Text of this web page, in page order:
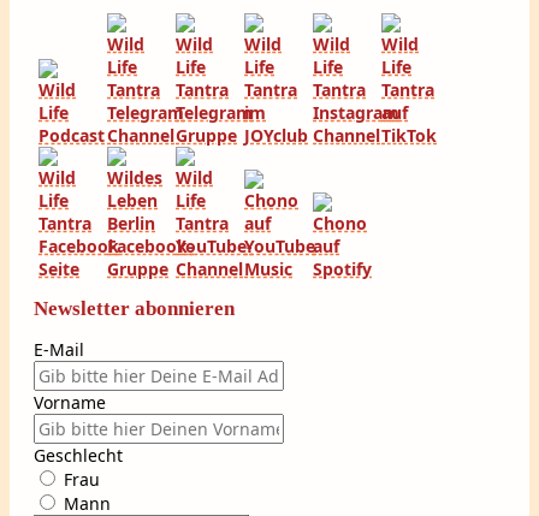
Newsletter abonnieren
E-Mail
Vorname
Geschlecht
Frau
Mann